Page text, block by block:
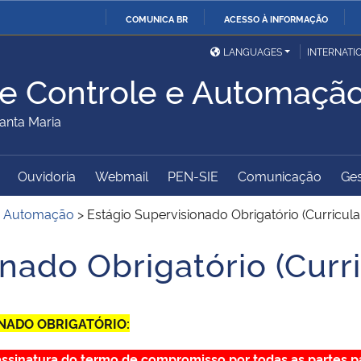
O
COMUNICA BR ACESSO À INFORMAÇÃO
Ministério da Defesa
Ministério das Relações
Exteriores
Ministério da Cidadania Ministério da Saúde
Ministério do
Desenvolvimento Regional
Controladoria-Geral da
União
Advocacia-Geral da União Banco Central do Brasil
LANGUAGES
Controle e
Maria
Ouvidoria Webmail PEN-SIE Comunicação
Automação > Estágio Supervisionado Obrigatório
Obrigatório
OBRIGATÓRIO: